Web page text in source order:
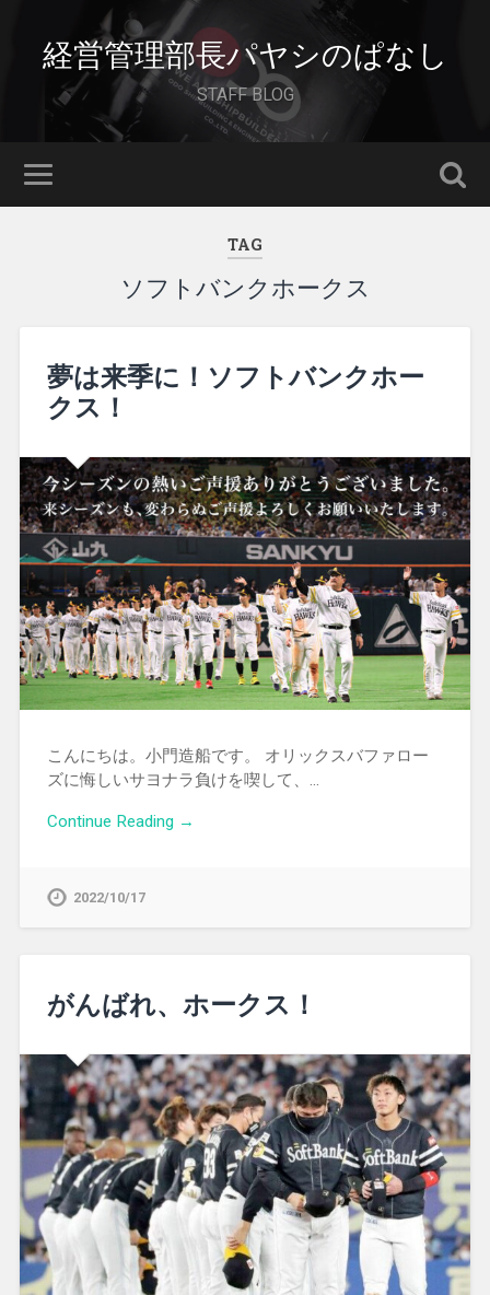
経営管理部長パヤシのぱなし
STAFF BLOG
TAG
ソフトバンクホークス
夢は来季に！ソフトバンクホー
クス！
こんにちは。小門造船です。 オリックスバファロー
ズに悔しいサヨナラ負けを喫して、…
Continue Reading →
2022/10/17
がんばれ、ホークス！